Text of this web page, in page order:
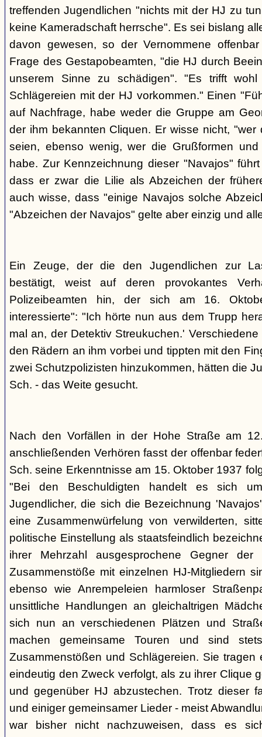
treffenden Jugendlichen "nichts mit der HJ zu
keine Kameradschaft herrsche". Es sei bislang
davon gewesen, so der Vernommene
Frage des Gestapobeamten, "die HJ durch
unserem Sinne zu schädigen". "Es trifft
Schlägereien mit der HJ vorkommen." Einen
auf Nachfrage, habe weder die Gruppe am
der ihm bekannten Cliquen. Er wisse nicht, "wer
seien, ebenso wenig, wer die Grußformen
habe. Zur Kennzeichnung dieser "Navajos"
dass er zwar die Lilie als Abzeichen der
auch wisse, dass "einige Navajos solche
"Abzeichen der Navajos" gelte aber einzig und
Ein Zeuge, der die den Jugendlichen zur
bestätigt, weist auf deren provokantes
Polizeibeamten hin, der sich am 16.
interessierte": "Ich hörte nun aus dem Trupp
mal an, der Detektiv Streukuchen.'
den Rädern an ihm vorbei und tippten mit den
zwei Schutzpolizisten hinzukommen, hätten die
Sch. - das Weite gesucht.
Nach den Vorfällen in der Hohe Straße am
anschließenden Verhören fasst der offenbar
Sch. seine Erkenntnisse am 15. Oktober 1937
"Bei den Beschuldigten handelt es sich
Jugendlicher, die sich die Bezeichnung
eine Zusammenwürfelung von verwilderten,
politische Einstellung als staatsfeindlich
ihrer Mehrzahl ausgesprochene Gegner
Zusammenstöße mit einzelnen HJ-Mitgliedern
ebenso wie Anrempeleien harmloser
unsittliche Handlungen an gleichaltrigen
sich nun an verschiedenen Plätzen und
machen gemeinsame Touren und sind
Zusammenstößen und Schlägereien. Sie tragen
eindeutig den Zweck verfolgt, als zu ihrer Clique
und gegenüber HJ abzustechen. Trotz dieser
und einiger gemeinsamer Lieder - meist
war bisher nicht nachzuweisen, dass es